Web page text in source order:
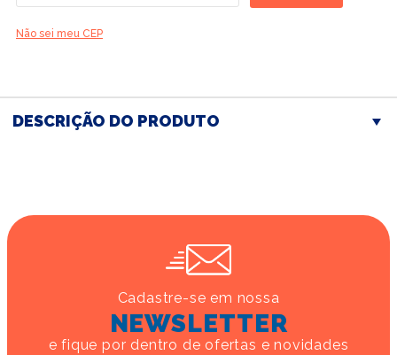
Não sei meu CEP
DESCRIÇÃO DO PRODUTO
Cadastre-se em nossa
NEWSLETTER
e fique por dentro de ofertas e novidades